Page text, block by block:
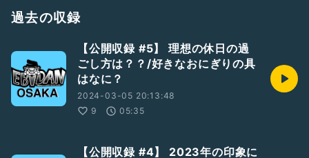
過去の収録
【公開収録 #5】 理想の休日の過
ごし方は？？/好きなおにぎりの具
はなに？
2024-03-05 20:13:48
9
05:35
【公開収録 #4】 2023年の印象に